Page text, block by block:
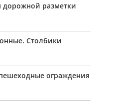
разметки
Столбики
ограждения